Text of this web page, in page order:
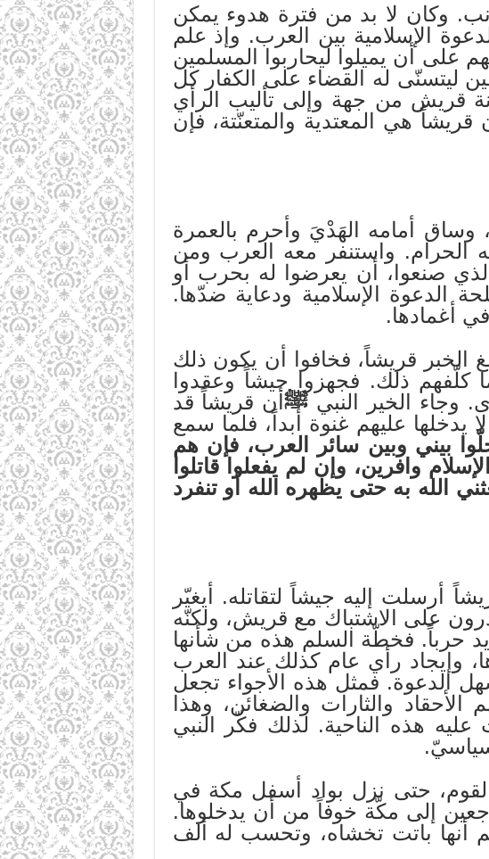
وكان لا بد من فترة هدوء يمكن
الإسلامية بين العرب. وإذ علم
على أن يميلوا ليحاربوا المسلمين
ليتسنّى له القضاء على الكفار كل
قريش من جهة وإلى تأليب الرأي
قريشاً هي المعتدية والمتعنّتة، فإن
وساق أمامه الهَدْيَ وأحرم بالعمرة
الحرام. واستنفر معه العرب ومن
صنعوا، أن يعرضوا له بحرب أو
الإسلامية ودعاية ضدّها.
أغمادها.
الخبر قريشاً، فخافوا أن يكون ذلك
كلّفهم ذلك. فجهزوا جيشاً وعقدوا
وجاء الخير النبي ﷺأن قريشاً قد
يدخلها عليهم غنوة أبداً، فلما سمع
بيني وبين سائر العرب، فإن هم
وافرين، وإن لم يفعلوا قاتلوا
الله به حتى يظهره الله أو تنفرد
أرسلت إليه جيشاً لتقاتله. أيغيّر
على الاشتباك مع قريش، ولكنّه
حرباً. فخطّة السلم هذه من شأنها
وإيجاد رأي عام كذلك عند العرب
الدعوة. فمثل هذه الأجواء تجعل
والثارات والضغائن، وهذا
هذه الناحية. لذلك فكّر النبي
حتى نزل بواد أسفل مكة في
إلى مكّة خوفاً من أن يدخلوها.
أنها باتت تخشاه، وتحسب له ألف